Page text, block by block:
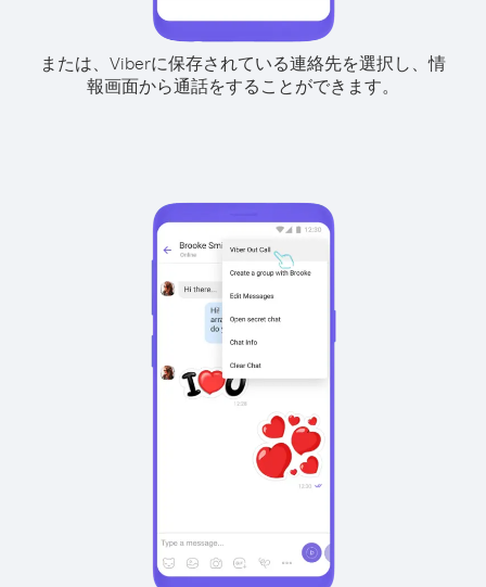
または、Viberに保存されている連絡先を選択し、情
報画面から通話をすることができます。